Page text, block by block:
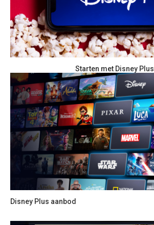
Starten met Disney Plus
Disney Plus aanbod